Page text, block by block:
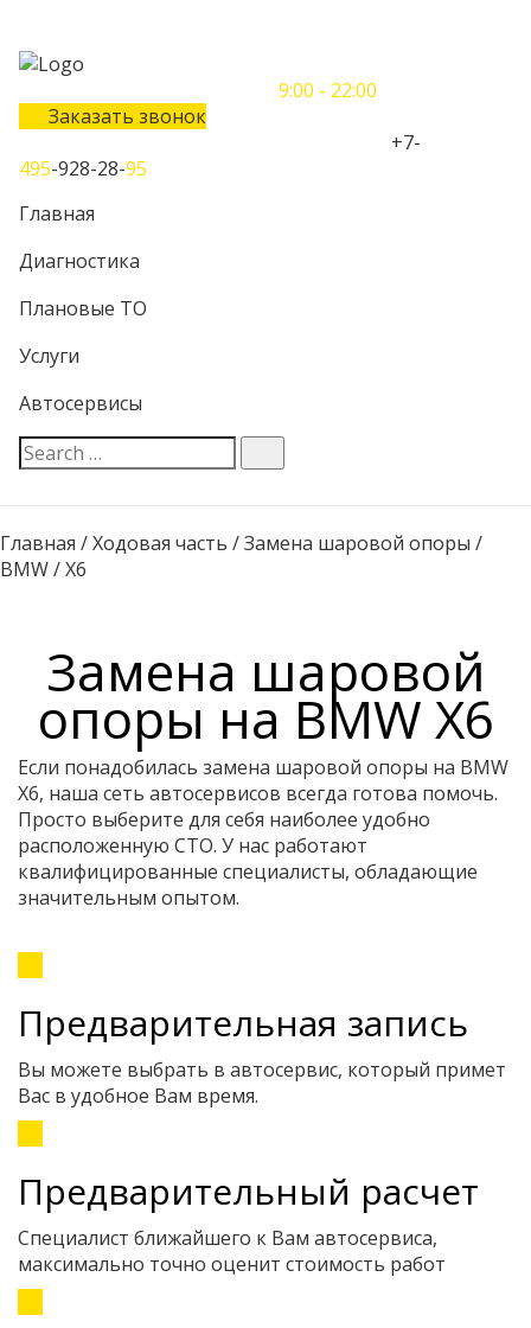
9:00 - 22:00
Заказать звонок
+7-
495-928-28-95
Главная
Диагностика
Плановые ТО
Услуги
Автосервисы
Главная /Ходовая часть /Замена шаровой опоры /
BMW/X6
Замена шаровой
опоры на BMW X6
Если понадобилась замена шаровой опоры на BMW
X6, наша сеть автосервисов всегда готова помочь.
Просто выберите для себя наиболее удобно
расположенную СТО. У нас работают
квалифицированные специалисты, обладающие
значительным опытом.
Предварительная запись
Вы можете выбрать в автосервис, который примет
Вас в удобное Вам время.
Предварительный расчет
Специалист ближайшего к Вам автосервиса,
максимально точно оценит стоимость работ